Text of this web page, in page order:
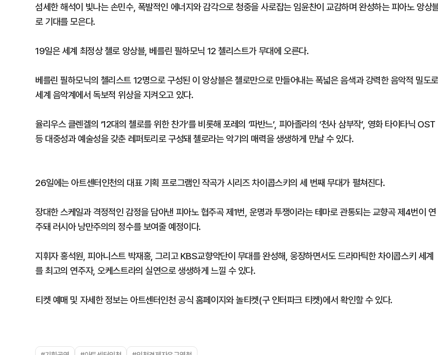
섬세한 해석이 빛나는 손민수, 폭발적인 에너지와 감각으로 청중을 사로잡는 임윤찬이 교감하며 완성하는 피아노 앙상
로 기대를 모은다.
19일은 세계 최정상 첼로 앙상블, 베를린 필하모닉 12 첼리스트가 무대에 오른다.
베를린 필하모닉의 첼리스트 12명으로 구성된 이 앙상블은 첼로만으로 만들어내는 폭넓은 음색과 강력한 음악적 밀도로
세계 음악계에서 독보적 위상을 지켜오고 있다.
율리우스 클렌겔의 ‘12대의 첼로를 위한 찬가’를 비롯해 포레의 ‘파반느’, 피아졸라의 ‘천사 삼부작’, 영화 타이타닉 OST
등 대중성과 예술성을 갖춘 레퍼토리로 구성돼 첼로라는 악기의 매력을 생생하게 만날 수 있다.
26일에는 아트센터인천의 대표 기획 프로그램인 작곡가 시리즈 차이콥스키의 세 번째 무대가 펼쳐진다.
장대한 스케일과 격정적인 감정을 담아낸 피아노 협주곡 제1번, 운명과 투쟁이라는 테마로 관통되는 교향곡 제4번이 연
주돼 러시아 낭만주의의 정수를 보여줄 예정이다.
지휘자 홍석원, 피아니스트 박재홍, 그리고 KBS교향악단이 무대를 완성해, 웅장하면서도 드라마틱한 차이콥스키 세계
를 최고의 연주자, 오케스트라의 실연으로 생생하게 느낄 수 있다.
티켓 예매 및 자세한 정보는 아트센터인천 공식 홈페이지와 놀티켓(구 인터파크 티켓)에서 확인할 수 있다.